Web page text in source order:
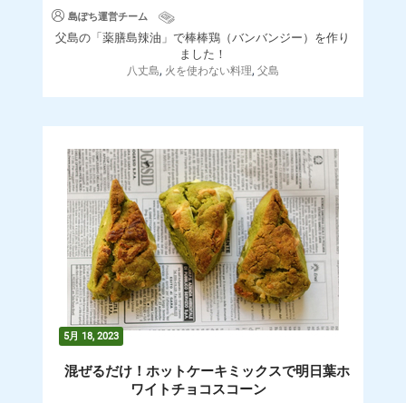
島ぽち運営チーム
父島の「薬膳島辣油」で棒棒鶏（バンバンジー）を作り
ました！
八丈島, 火を使わない料理, 父島
5月 18, 2023
混ぜるだけ！ホットケーキミックスで明日葉ホ
ワイトチョコスコーン